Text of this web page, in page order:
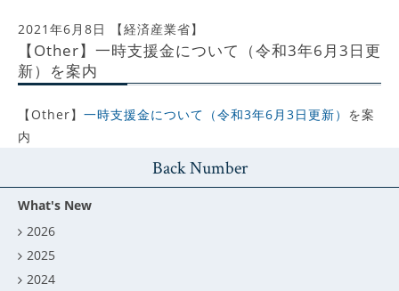
2021年6月8日 【経済産業省】
【Other】一時支援金について（令和3年6月3日更
新）を案内
【Other】 一時支援金について（令和3年6月3日更新） を案
内
Back Number
What's New
2026
2025
2024